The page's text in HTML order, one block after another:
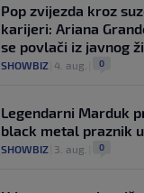
Pop zvijezda kroz
karijeri: Ariana
se povlači iz javnog
SHOWBIZ 4. aug. 0
Legendarni Marduk
black metal praznik
SHOWBIZ 3. aug. 0